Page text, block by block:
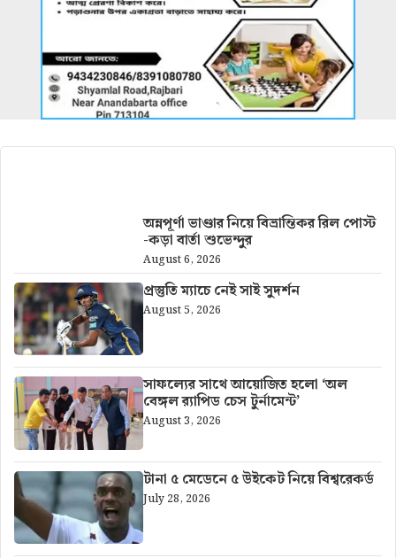
অন্নপূর্ণা ভাণ্ডার নিয়ে বিভ্রান্তিকর রিল পোস্ট
-কড়া বার্তা শুভেন্দুর
August 6, 2026
প্রস্তুতি ম্যাচে নেই সাই সুদর্শন
August 5, 2026
সাফল্যের সাথে আয়োজিত হলো ‘অল
বেঙ্গল র‍্যাপিড চেস টুর্নামেন্ট’
August 3, 2026
টানা ৫ মেডেনে ৫ উইকেট নিয়ে বিশ্বরেকর্ড
July 28, 2026